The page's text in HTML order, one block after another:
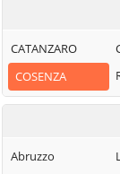
Aprigliano
Belmonte
Calabro
CATANZARO
COSENZA
Abruzzo